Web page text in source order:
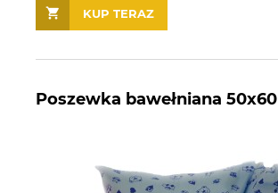
KUP TERAZ
Poszewka bawełniana 50x60